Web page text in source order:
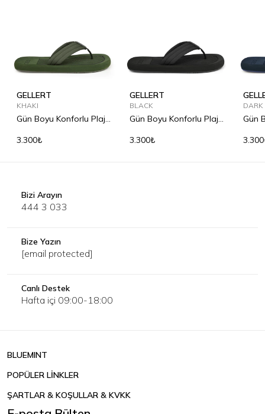
GELLERT
KHAKI
Gün Boyu Konforlu Plaj
3.300₺
GELLERT
BLACK
Gün Boyu Konforlu Plaj
3.300₺
DARK
Gün
Bizi Arayın
444 3 033
Bize Yazın
[email protected]
Canlı Destek
Hafta içi 09:00-18:00
BLUEMINT
POPÜLER LİNKLER
ŞARTLAR & KOŞULLAR & KVKK